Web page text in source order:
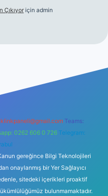
Çıkıyor için admin
Teams:
0262 606 0 726 Telegram:
gereğince Bilgi Teknolojileri
onaylanmış bir Yer Sağlayıcı
sitedeki içerikleri proaktif
bulunmamaktadır.